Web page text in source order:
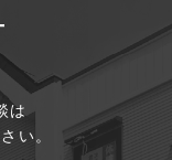
は
い。